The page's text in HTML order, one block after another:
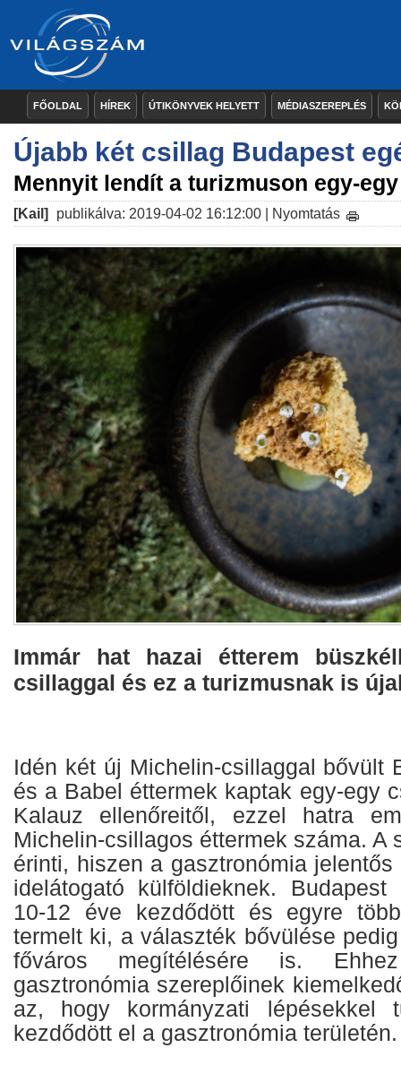
FŐOLDAL HÍREK ÚTIKÖNYVEK HELYETT MÉDIASZEREPLÉS
Újabb két csillag Budapest
Mennyit lendít a turizmuson egy-
[Kail] publikálva: 2019-04-02 16:12:00 | Nyomtatás
Immár hat hazai étterem
csillaggal és ez a turizmusnak is
Idén két új Michelin-csillaggal bővült
és a Babel éttermek kaptak egy-egy
Kalauz ellenőreitől, ezzel hatra
Michelin-csillagos éttermek száma. A
érinti, hiszen a gasztronómia
idelátogató külföldieknek. Budapest
10-12 éve kezdődött és egyre
termelt ki, a választék bővülése
főváros megítélésére is.
gasztronómia szereplőinek
az, hogy kormányzati lépésekkel
kezdődött el a gasztronómia területén.